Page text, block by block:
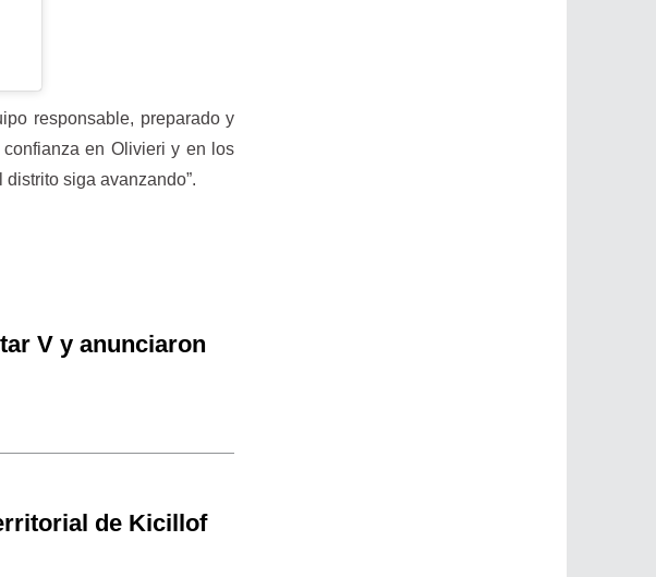
responsable, preparado y
en Olivieri y en los
siga avanzando”.
V y anunciaron
de Kicillof